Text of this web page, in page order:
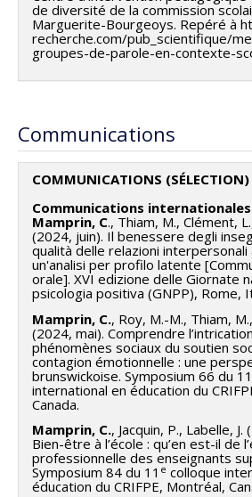
de diversité de la commission
Marguerite-Bourgeoys. Repéré à
recherche.com/pub_scientifique/
groupes-de-parole-en-contexte-
Communications
COMMUNICATIONS (SÉLECTION)
Communications internationales
Mamprin, C., Thiam, M., Clément,
(2024, juin). Il benessere degli
qualità delle relazioni interpersonali
un'analisi per profilo latente
orale]. XVI edizione delle Giornate
psicologia positiva (GNPP), Rome,
Mamprin, C., Roy, M.-M., Thiam,
(2024, mai). Comprendre
phénomènes sociaux du soutien
contagion émotionnelle : une
brunswickoise. Symposium 66 du 11
international en éducation du
Canada.
Mamprin, C., Jacquin, P., Labelle, J.
Bien-être à l’école : qu’en est-il de
professionnelle des enseignants
Symposium 84 du 11 e colloque
éducation du CRIFPE, Montréal,